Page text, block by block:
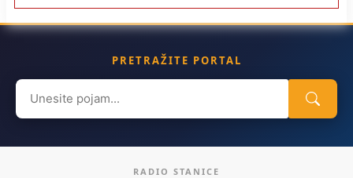
PRETRAŽITE PORTAL
Search
for:
RADIO STANICE